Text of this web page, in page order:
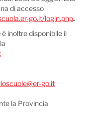
di accesso
go.it/login.php.
è inoltre disponibile il
go.it
la Provincia